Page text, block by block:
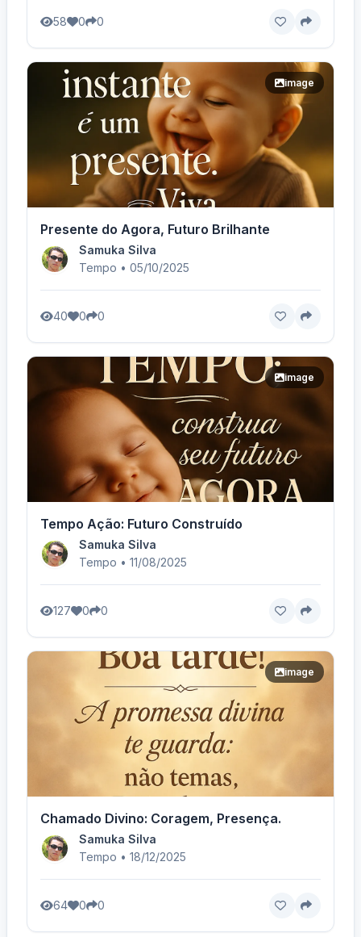
58 0 0
image
Presente do Agora, Futuro Brilhante
Samuka Silva
Tempo • 05/10/2025
40 0 0
image
Tempo Ação: Futuro Construído
Samuka Silva
Tempo • 11/08/2025
127 0 0
image
Chamado Divino: Coragem, Presença.
Samuka Silva
Tempo • 18/12/2025
64 0 0